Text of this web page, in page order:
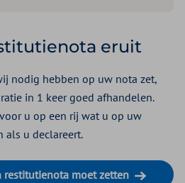
eruit
nodig hebben op uw nota zet,
in 1 keer goed afhandelen.
u op een rij wat u op uw
als u declareert.
restitutienota moet zetten